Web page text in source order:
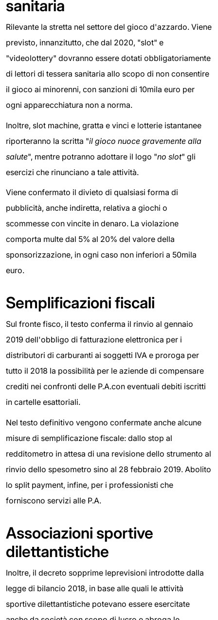
sanitaria
Rilevante la stretta nel settore del gioco d'azzardo. Viene
previsto, innanzitutto, che dal 2020, "slot" e
"videolottery" dovranno essere dotati obbligatoriamente
di lettori di tessera sanitaria allo scopo di non consentire
il gioco ai minorenni, con sanzioni di 10mila euro per
ogni apparecchiatura non a norma.
Inoltre, slot machine, gratta e vinci e lotterie istantanee
riporteranno la scritta "il gioco nuoce gravemente alla
salute", mentre potranno adottare il logo "no slot" gli
esercizi che rinunciano a tale attività.
Viene confermato il divieto di qualsiasi forma di
pubblicità, anche indiretta, relativa a giochi o
scommesse con vincite in denaro. La violazione
comporta multe dal 5% al 20% del valore della
sponsorizzazione, in ogni caso non inferiori a 50mila
euro.
Semplificazioni fiscali
Sul fronte fisco, il testo conferma il rinvio al gennaio
2019 dell'obbligo di fatturazione elettronica per i
distributori di carburanti ai soggetti IVA e proroga per
tutto il 2018 la possibilità per le aziende di compensare
crediti nei confronti delle P.A.con eventuali debiti iscritti
in cartelle esattoriali.
Nel testo definitivo vengono confermate anche alcune
misure di semplificazione fiscale: dallo stop al
redditometro in attesa di una revisione dello strumento al
rinvio dello spesometro sino al 28 febbraio 2019. Abolito
lo split payment, infine, per i professionisti che
forniscono servizi alle P.A.
Associazioni sportive
dilettantistiche
Inoltre, il decreto sopprime leprevisioni introdotte dalla
legge di bilancio 2018, in base alle quali le attività
sportive dilettantistiche potevano essere esercitate